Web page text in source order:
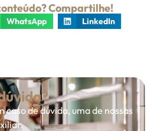
Compartilhe!
WhatsApp
LinkedIn
caso de dúvida, uma de nossas